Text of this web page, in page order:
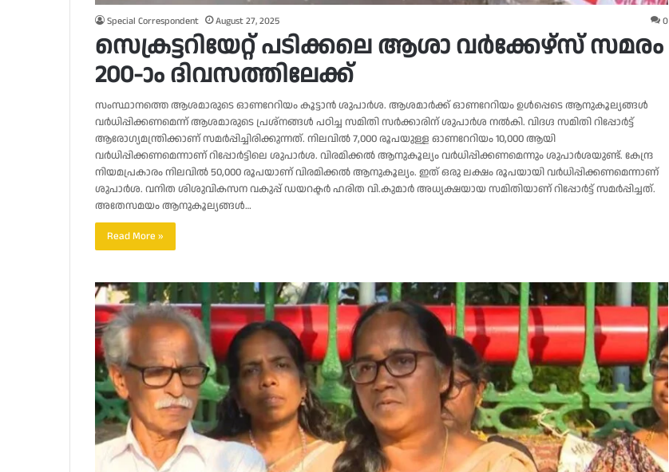
Special Correspondent August 27, 2025 0
സെക്രട്ടറിയേറ്റ് പടിക്കലെ ആശാ വർക്കേഴ്സ് സമരം
200-ാം ദിവസത്തിലേക്ക്
സംസ്ഥാനത്തെ ആശമാരുടെ ഓണറേറിയം കൂട്ടാന്‍ ശുപാര്‍ശ. ആശമാര്‍ക്ക് ഓണറേറിയം ഉള്‍പ്പെടെ ആനുകൂല്യങ്ങള്‍
വര്‍ധിപ്പിക്കണമെന്ന് ആശമാരുടെ പ്രശ്‌നങ്ങള്‍ പഠിച്ച സമിതി സര്‍ക്കാരിന് ശുപാര്‍ശ നല്‍കി. വിദഗ്ദ സമിതി റിപ്പോര്‍ട്ട്
ആരോഗ്യമന്ത്രിക്കാണ് സമര്‍പ്പിച്ചിരിക്കുന്നത്. നിലവില്‍ 7,000 രൂപയുള്ള ഓണറേറിയം 10,000 ആയി
വര്‍ധിപ്പിക്കണമെന്നാണ് റിപ്പോര്‍ട്ടിലെ ശുപാര്‍ശ. വിരമിക്കല്‍ ആനുകൂല്യം വര്‍ധിപ്പിക്കണമെന്നും ശുപാര്‍ശയുണ്ട്. കേന്ദ്ര
നിയമപ്രകാരം നിലവില്‍ 50,000 രൂപയാണ് വിരമിക്കല്‍ ആനുകൂല്യം. ഇത് ഒരു ലക്ഷം രൂപയായി വര്‍ധിപ്പിക്കണമെന്നാണ്
ശുപാര്‍ശ. വനിത ശിശുവികസന വകുപ്പ് ഡയറക്ടര്‍ ഹരിത വി.കുമാര്‍ അധ്യക്ഷയായ സമിതിയാണ് റിപ്പോര്‍ട്ട് സമര്‍പ്പിച്ചത്.
അതേസമയം ആനുകൂല്യങ്ങള്‍…
Read More »